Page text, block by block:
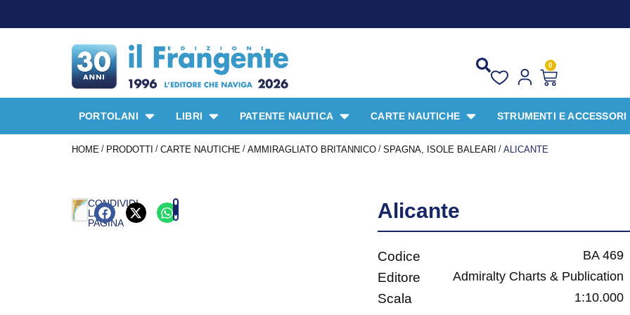
0
PORTOLANI LIBRI PATENTE NAUTICA CARTE NAUTICHE STRUMENTI E ACCESSORI
HOME / PRODOTTI / CARTE NAUTICHE / AMMIRAGLIATO BRITANNICO / SPAGNA, ISOLE BALEARI / ALICANTE
CONDIVIDI
LA
PAGINA
Alicante
Codice BA 469
Editore Admiralty Charts & Publication
Scala 1:10.000